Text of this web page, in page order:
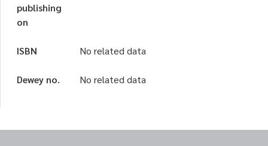
publishing
on
ISBN No related data
Dewey no. No related data